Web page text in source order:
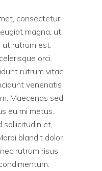
consectetur
magna, ut
rutrum est.
orci.
rutrum vitae
venenatis
Maecenas sed
eu mi metus.
sollicitudin et,
blandit dolor
rutrum risus